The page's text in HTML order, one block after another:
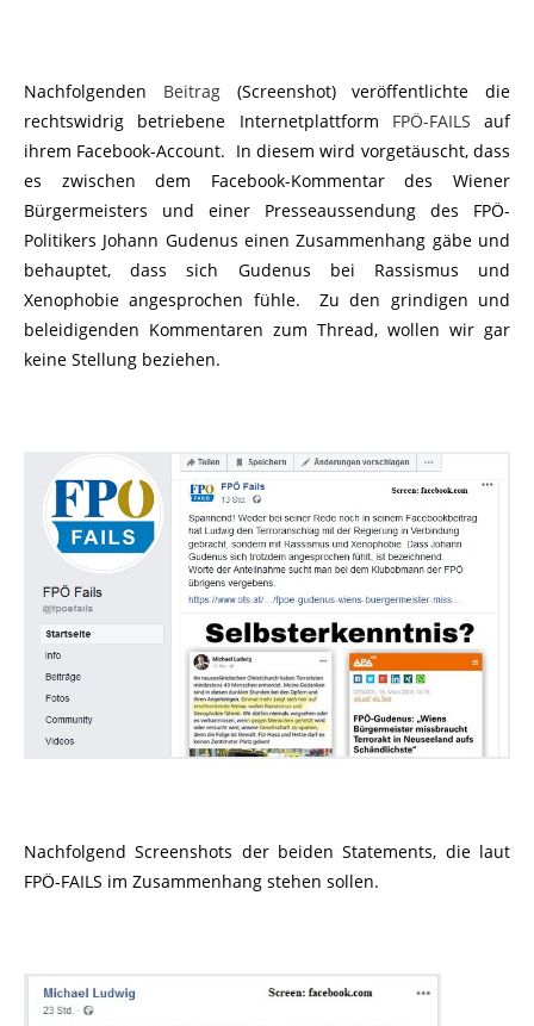
Nachfolgenden Beitrag(Screenshot) veröffentlichte die
rechtswidrig betriebene Internetplattform FPÖ-FAILS auf
ihrem Facebook-Account. In diesem wird vorgetäuscht, dass
es zwischen dem Facebook-Kommentar des Wiener
Bürgermeisters und einer Presseaussendung des FPÖ-
Politikers Johann Gudenus einen Zusammenhang gäbe und
behauptet, dass sich Gudenus bei Rassismus und
Xenophobie angesprochen fühle. Zu den grindigen und
beleidigenden Kommentaren zum Thread, wollen wir gar
keine Stellung beziehen.
Nachfolgend Screenshots der beiden Statements, die laut
FPÖ-FAILS im Zusammenhang stehen sollen.